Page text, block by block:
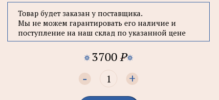
Товар будет заказан у поставщика.
Мы не можем гарантировать его наличие и
поступление на наш склад по указанной цене
3700P
- +